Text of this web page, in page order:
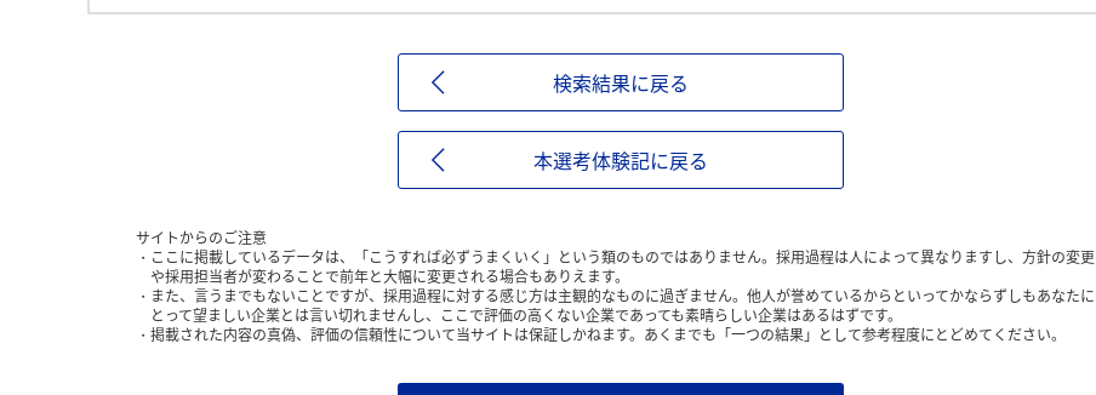
検索結果に戻る
本選考体験記に戻る
サイトからのご注意
ここに掲載しているデータは、「こうすれば必ずうまくいく」という類のものではありません。採用過程は人によって異なりますし、方針の変更
や採用担当者が変わることで前年と大幅に変更される場合もありえます。
また、言うまでもないことですが、採用過程に対する感じ方は主観的なものに過ぎません。他人が誉めているからといってかならずしもあなたに
とって望ましい企業とは言い切れませんし、ここで評価の高くない企業であっても素晴らしい企業はあるはずです。
掲載された内容の真偽、評価の信頼性について当サイトは保証しかねます。あくまでも「一つの結果」として参考程度にとどめてください。